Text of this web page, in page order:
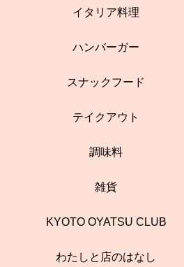
イタリア料理
ハンバーガー
スナックフード
テイクアウト
調味料
雑貨
KYOTO OYATSU CLUB
わたしと店のはなし